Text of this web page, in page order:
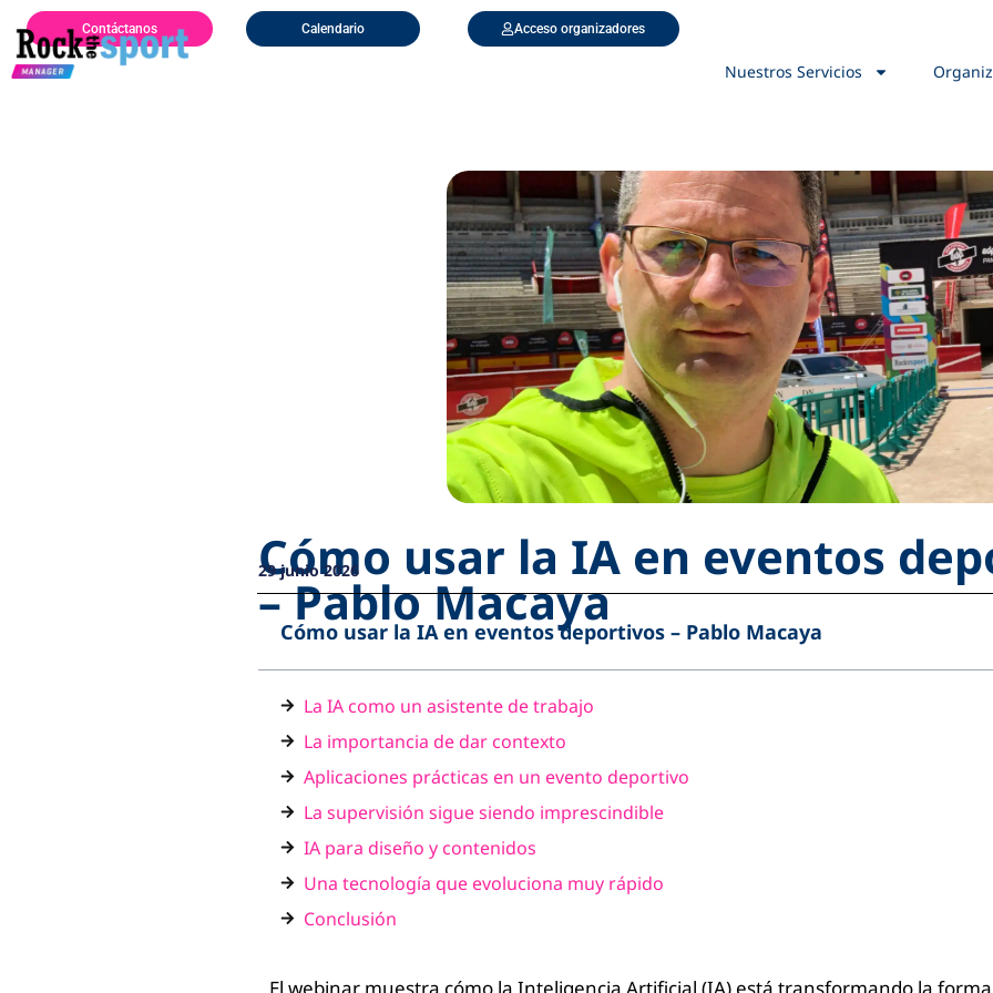
Contáctanos Calendario Acceso organizadores
Nuestros Servicios
Cómo usar la IA en eventos
– Pablo Macaya
29 junio 2026
Cómo usar la IA en eventos deportivos – Pablo Macaya
La IA como un asistente de trabajo
La importancia de dar contexto
Aplicaciones prácticas en un evento deportivo
La supervisión sigue siendo imprescindible
IA para diseño y contenidos
Una tecnología que evoluciona muy rápido
Conclusión
El webinar muestra cómo la Inteligencia Artificial (IA) está transformando la